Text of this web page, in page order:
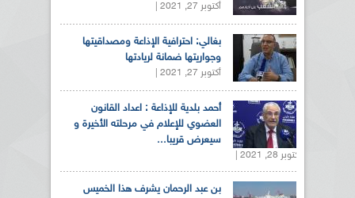
أكتوبر 27, 2021 |
بغالي: احترافية الإذاعة ومصداقيتها
وجواريتها ضمانة لريادتها
أكتوبر 27, 2021 |
أحمد بلدية للإذاعة : اعداد القانون
العضوي للإعلام في مرحلته الأخيرة و
سيعرض قريبا...
أكتوبر 28, 2021 |
بن عبد الرحمان يشرف هذا الخميس